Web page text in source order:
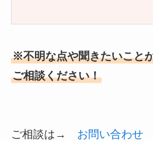
※不明な点や聞きたいこと
ご相談ください！
ご相談は→ お問い合わせ